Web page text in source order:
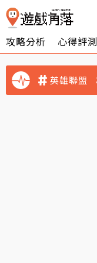
攻略分析 心得評測
英雄聯盟